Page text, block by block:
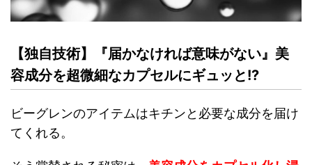
【独自技術】『届かなければ意味がない』美
容成分を超微細なカプセルにギュッと!?
ビーグレンのアイテムはキチンと必要な成分を届け
てくれる。